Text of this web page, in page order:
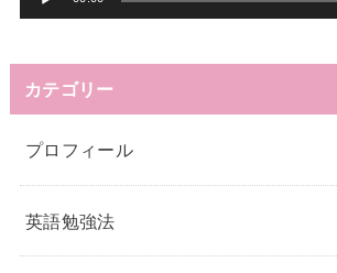
カテゴリー
プロフィール
英語勉強法